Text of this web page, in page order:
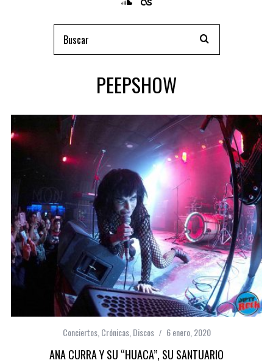
PEEPSHOW
Conciertos, Crónicas, Discos 6 enero, 2020
ANA CURRA Y SU “HUACA”, SU SANTUARIO